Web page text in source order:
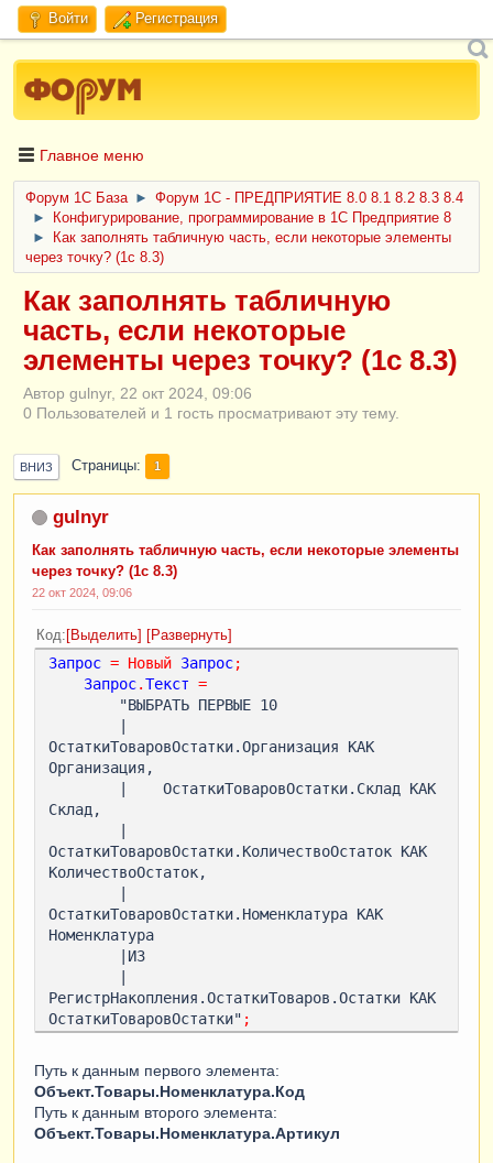
Войти Регистрация
Главное меню
Форум 1C База ►
Форум 1С - ПРЕДПРИЯТИЕ 8.0 8.1 8.2 8.3 8.4
►
Конфигурирование, программирование в 1С Предприятие 8
►
Как заполнять табличную часть, если некоторые элементы
через точку? (1c 8.3)
Как заполнять табличную
часть, если некоторые
элементы через точку? (1c 8.3)
Автор gulnyr, 22 окт 2024, 09:06
0 Пользователей и 1 гость просматривают эту тему.
ВНИЗ Страницы 1
gulnyr
Как заполнять табличную часть, если некоторые элементы
через точку? (1c 8.3)
22 окт 2024, 09:06
Код Выделить Развернуть
Запрос = Новый Запрос;
Запрос.Текст =
ОстаткиТоваровОстатки.Организация КАК
Организация,
Склад,
ОстаткиТоваровОстатки.КоличествоОстаток КАК
КоличествоОстаток,
ОстаткиТоваровОстатки.Номенклатура КАК
Номенклатура
РегистрНакопления.ОстаткиТоваров.Остатки КАК
ОстаткиТоваровОстатки" ;
ВыборкаДетальныеЗаписи =
РезультатЗапроса. Выбрать();
Путь к данным первого элемента:
Объект.Товары.Номенклатура.Код
Путь к данным второго элемента:
Объект.Товары.Номенклатура.Артикул